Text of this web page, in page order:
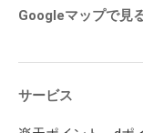
Googleマップで見
サービス